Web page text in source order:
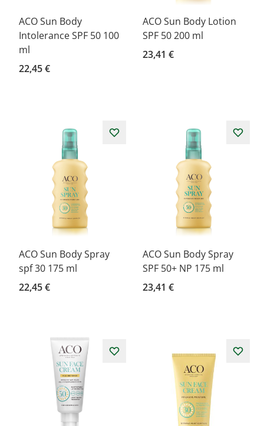
ACO Sun Body
Intolerance SPF 50 100
ml
22,45 €
ACO Sun Body Lotion
SPF 50 200 ml
23,41 €
ACO Sun Body Spray
spf 30 175 ml
22,45 €
ACO Sun Body Spray
SPF 50+ NP 175 ml
23,41 €